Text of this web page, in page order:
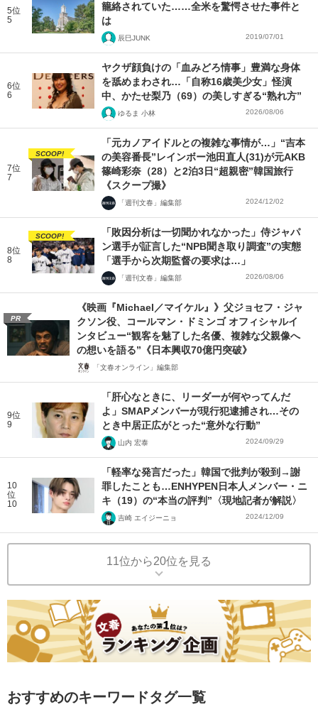
5位
5
籠絡されていた……全米を驚愕させた事件と
は
辰巳JUNK 2019/07/01
6位
6
ヤクザ顔負けの「血みどろ情事」豊満な身体
を舐めまわされ…「自称16歳美少女」怪演
中、かたせ梨乃（69）の美しすぎる“熟れ方”
ゆるま 小林 2026/08/06
7位
7
SCOOP!
「元カノアイドルとの複雑な事情が…」“吉本
の美容番長”レインボー池田直人(31)が元AKB
篠崎彩奈（28）と2泊3日“超親密”韓国旅行
《スクープ撮》
「週刊文春」編集部 2024/12/02
8位
8
SCOOP!
「敗因分析は一切聞かれなかった」侍ジャパ
ン選手が証言した“NPB聞き取り調査”の実態
「選手から次期監督の要求は…」
「週刊文春」編集部 2026/08/06
PR
《映画『Michael／マイケル』》父ジョセフ・ジャ
クソン役、コールマン・ドミンゴ オフィシャルイ
ンタビュー“観客を魅了した名優、複雑な父親像へ
の想いを語る”《日本興収70億円突破》
「文春オンライン」編集部
9位
9
「肝心なときに、リーダーが何やってんだ
よ」SMAPメンバーが現行犯逮捕され…その
とき中居正広がとった“意外な行動”
山内 宏泰 2024/09/29
10
位
10
「軽率な発言だった」韓国で批判が殺到→謝
罪したことも…ENHYPEN日本人メンバー・ニ
キ（19）の“本当の評判”〈現地記者が解説〉
吉崎 エイジーニョ 2024/12/09
11位から20位を見る
おすすめのキーワードタグ一覧